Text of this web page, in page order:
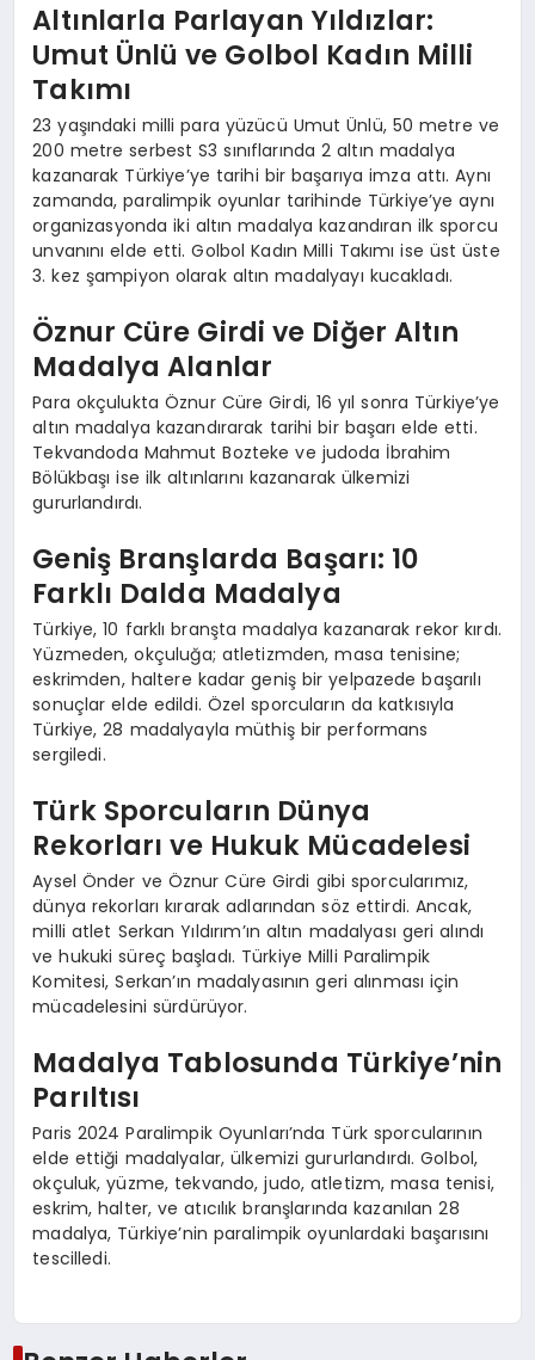
Altınlarla Parlayan Yıldızlar:
Umut Ünlü ve Golbol Kadın Milli
Takımı
23 yaşındaki milli para yüzücü Umut Ünlü, 50 metre ve
200 metre serbest S3 sınıflarında 2 altın madalya
kazanarak Türkiye’ye tarihi bir başarıya imza attı. Aynı
zamanda, paralimpik oyunlar tarihinde Türkiye’ye aynı
organizasyonda iki altın madalya kazandıran ilk sporcu
unvanını elde etti. Golbol Kadın Milli Takımı ise üst üste
3. kez şampiyon olarak altın madalyayı kucakladı.
Öznur Cüre Girdi ve Diğer Altın
Madalya Alanlar
Para okçulukta Öznur Cüre Girdi, 16 yıl sonra Türkiye’ye
altın madalya kazandırarak tarihi bir başarı elde etti.
Tekvandoda Mahmut Bozteke ve judoda İbrahim
Bölükbaşı ise ilk altınlarını kazanarak ülkemizi
gururlandırdı.
Geniş Branşlarda Başarı: 10
Farklı Dalda Madalya
Türkiye, 10 farklı branşta madalya kazanarak rekor kırdı.
Yüzmeden, okçuluğa; atletizmden, masa tenisine;
eskrimden, haltere kadar geniş bir yelpazede başarılı
sonuçlar elde edildi. Özel sporcuların da katkısıyla
Türkiye, 28 madalyayla müthiş bir performans
sergiledi.
Türk Sporcuların Dünya
Rekorları ve Hukuk Mücadelesi
Aysel Önder ve Öznur Cüre Girdi gibi sporcularımız,
dünya rekorları kırarak adlarından söz ettirdi. Ancak,
milli atlet Serkan Yıldırım’ın altın madalyası geri alındı
ve hukuki süreç başladı. Türkiye Milli Paralimpik
Komitesi, Serkan’ın madalyasının geri alınması için
mücadelesini sürdürüyor.
Madalya Tablosunda Türkiye’nin
Parıltısı
Paris 2024 Paralimpik Oyunları’nda Türk sporcularının
elde ettiği madalyalar, ülkemizi gururlandırdı. Golbol,
okçuluk, yüzme, tekvando, judo, atletizm, masa tenisi,
eskrim, halter, ve atıcılık branşlarında kazanılan 28
madalya, Türkiye’nin paralimpik oyunlardaki başarısını
tescilledi.